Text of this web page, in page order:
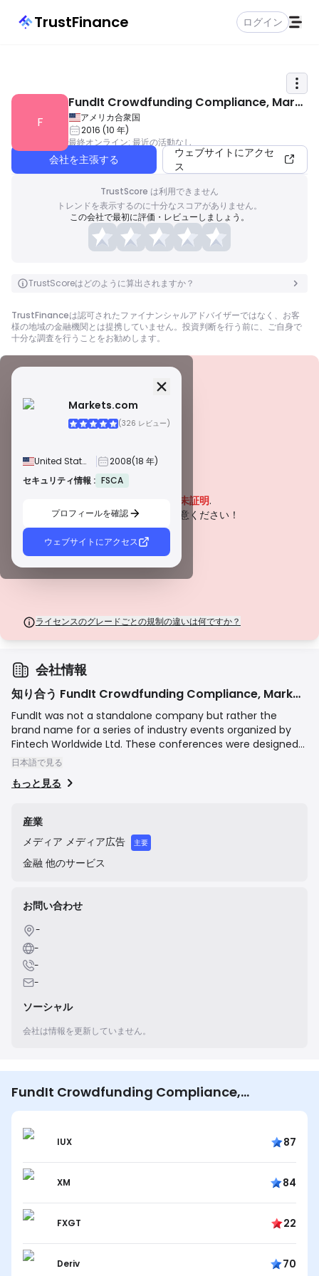
TrustFinance ログイン
F
FundIt Crowdfunding Compliance, Mark
eting & Fintech Event
アメリカ合衆国
2016 (10 年)
最終オンライン: 最近の活動なし
会社を主張する
ウェブサイトにアクセ
ス
TrustScore は利用できません
トレンドを表示するのに十分なスコアがありません。
この会社で最初に評価・レビューしましょう。
TrustScoreはどのように算出されますか？
TrustFinanceは認可されたファイナンシャルアドバイザーではなく、お客
様の地域の金融機関とは提携していません。投資判断を行う前に、ご自身で
十分な調査を行うことをお勧めします。
Markets.com
(326 レビュー)
United States 2008(18 年)
セキュリティ情報 : FSCA
プロフィールを確認
ウェブサイトにアクセス
セキュリティ情報
未証明.
潜在的なリスクにご注意ください！
ライセンスのグレードごとの規制の違いは何ですか？
世界的に有名な規制当局によって発行されたこれらのライセンスは、厳格な
尊敬される地域規制当局によって付与されたこれらのライセンスは、資金の
分別管理、財務報告、補償制度などの強固な安全対策を提供します。ティア1
ほど厳格ではありませんが、信頼できる地域保護を提供します。
新興市場の規制当局によって発行されたこれらのライセンスは、最低資本要
件やAMLポリシーなどの基本的な保護を提供します。監督はそれほど厳格で
はないため、トレーダーは注意して安全対策を確認する必要があります。
会社情報
知り合う FundIt Crowdfunding Compliance, Marketing & Fintech Event
FundIt was not a standalone company but rather the
brand name for a series of industry events organized by
Fintech Worldwide Ltd. These conferences were designed
to bring together key players in the alternative finance and
operators, and legal experts. The events focused on
strategies for crowdfunding campaigns, and emerging
fintech innovations. The last major events under this brand
appear to have taken place around 2016-2017, and the
brand is now inactive.
日本語で見る
もっと見る
産業
メディア メディア広告 主要
金融 他のサービス
お問い合わせ
-
-
-
-
ソーシャル
会社は情報を更新していません。
FundIt Crowdfunding Compliance,
Marketing & Fintech Event を見ているユーザー
は他にも…
IUX 87
XM 84
FXGT 22
Deriv 70